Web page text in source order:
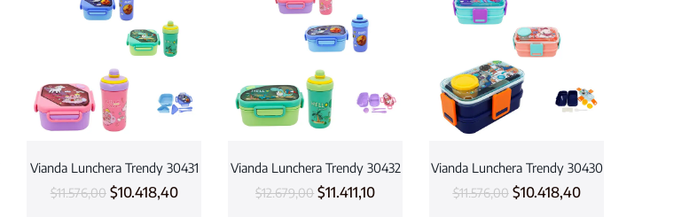
Vianda Lunchera Trendy 30431
$11.576,00 $10.418,40
Vianda Lunchera Trendy 30432
$12.679,00 $11.411,10
Vianda Lunchera Trendy 30430
$11.576,00 $10.418,40